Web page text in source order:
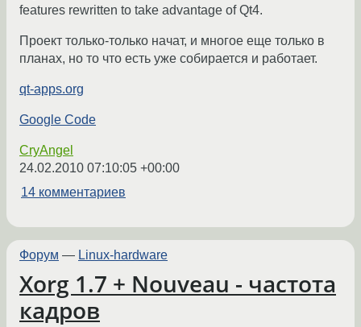
features rewritten to take advantage of Qt4.
Проект только-только начат, и многое еще только в
планах, но то что есть уже собирается и работает.
qt-apps.org
Google Code
CryAngel
24.02.2010 07:10:05 +00:00
14 комментариев
Форум — Linux-hardware
Xorg 1.7 + Nouveau - частота
кадров